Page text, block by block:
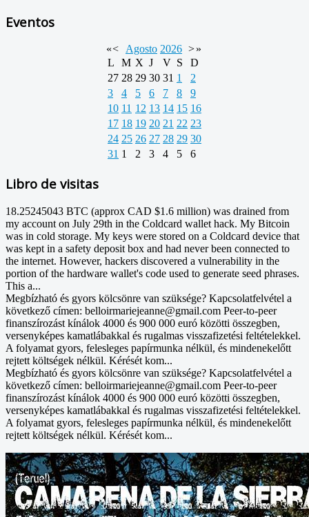
Eventos
«< Agosto 2026 >»
L
M X J V S
D
27 28 29 30 31 1
2
3
4 5 6 7 8
9
10 11 12 13 14 15 16
17 18 19 20 21 22 23
24 25 26 27 28 29 30
31 1 2 3 4 5 6
Libro de visitas
18.25245043 BTC (approx CAD $1.6 million) was drained from
my account on July 29th in the Coldcard wallet hack. My Bitcoin
was in cold storage. My keys were stored on a Coldcard device that
was kept in a safety deposit box and had never been connected to
the internet. However, hackers discovered a vulnerability in the
portion of the hardware wallet's code used to generate seed phrases.
This a...
Megbízható és gyors kölcsönre van szüksége? Kapcsolatfelvétel a
következő címen: belloirmariejeanne@gmail.com Peer-to-peer
finanszírozást kínálok 4000 és 900 000 euró közötti összegben,
versenyképes kamatlábakkal és rugalmas visszafizetési feltételekkel.
A folyamat gyors, felesleges papírmunka nélkül, és mindenekelőtt
rejtett költségek nélkül. Kérését kom...
Megbízható és gyors kölcsönre van szüksége? Kapcsolatfelvétel a
következő címen: belloirmariejeanne@gmail.com Peer-to-peer
finanszírozást kínálok 4000 és 900 000 euró közötti összegben,
versenyképes kamatlábakkal és rugalmas visszafizetési feltételekkel.
A folyamat gyors, felesleges papírmunka nélkül, és mindenekelőtt
rejtett költségek nélkül. Kérését kom...